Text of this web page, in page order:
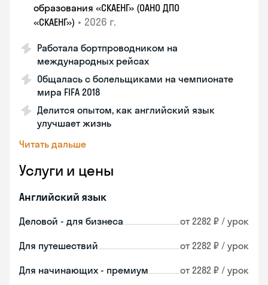
образования «СКАЕНГ» (ОАНО ДПО
«СКАЕНГ») • 2026 г.
Работала бортпроводником на
международных рейсах
Общалась с болельщиками на чемпионате
мира FIFA 2018
Делится опытом, как английский язык
улучшает жизнь
Читать дальше
Услуги и цены
Английский язык
Деловой - для бизнеса от 2282 ₽ / урок
Для путешествий от 2282 ₽ / урок
Для начинающих - премиум от 2282 ₽ / урок